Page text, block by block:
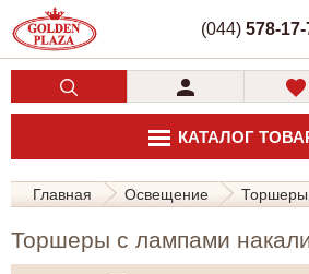
(044) 578-
КАТАЛОГ
Главная Освещение Торшеры
Торшеры с лампами